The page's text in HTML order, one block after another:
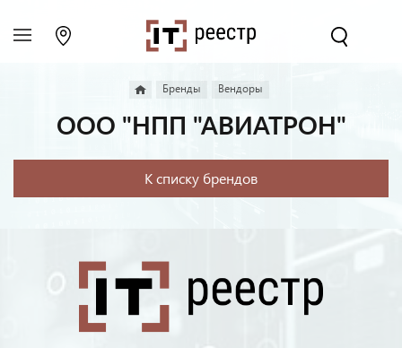
Бренды Вендоры
ООО "НПП "АВИАТРОН"
К списку брендов